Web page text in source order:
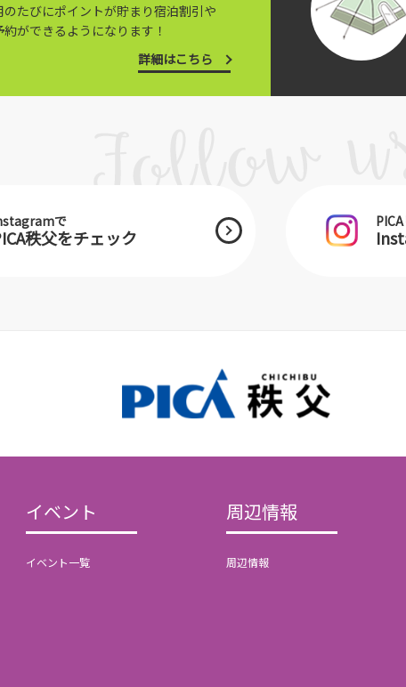
のたびにポイントが貯まり宿泊割引や
約ができるようになります！
詳細はこちら
で
秩父をチェック
イベント
イベント一覧
周辺情報
周辺情報